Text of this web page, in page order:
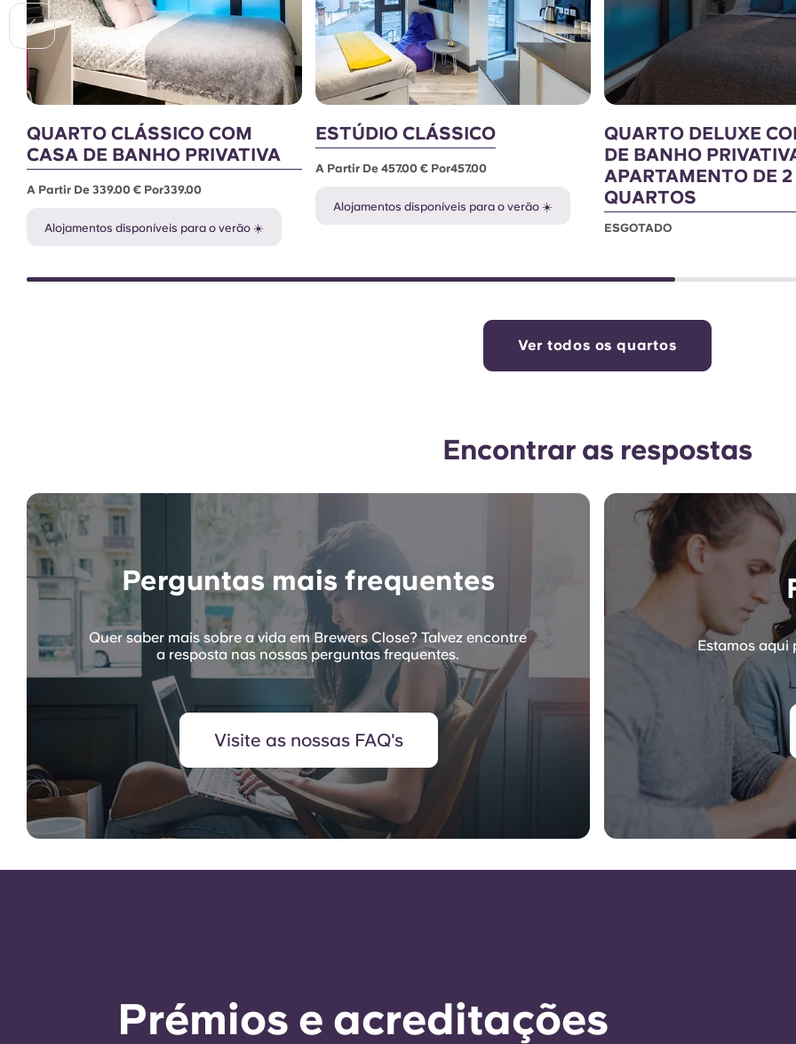
QUARTO CLÁSSICO COM
CASA DE BANHO PRIVATIVA
A Partir De 339.00 € Por339.00
Alojamentos disponíveis para o verão ☀️
ESTÚDIO CLÁSSICO
A Partir De 457.00 € Por457.00
Alojamentos disponíveis para o verão ☀️
QUARTO DELUXE
DE BANHO
APARTAMENTO DE 2
QUARTOS
ESGOTADO
Ver todos os quartos
Encontrar as respostas
Perguntas mais frequentes
Quer saber mais sobre a vida em Brewers Close? Talvez encontre
a resposta nas nossas perguntas frequentes.
Visite as nossas FAQ's
Estamos aqui
Prémios e acreditações